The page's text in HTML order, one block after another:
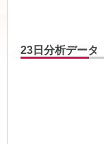
23日分析データ